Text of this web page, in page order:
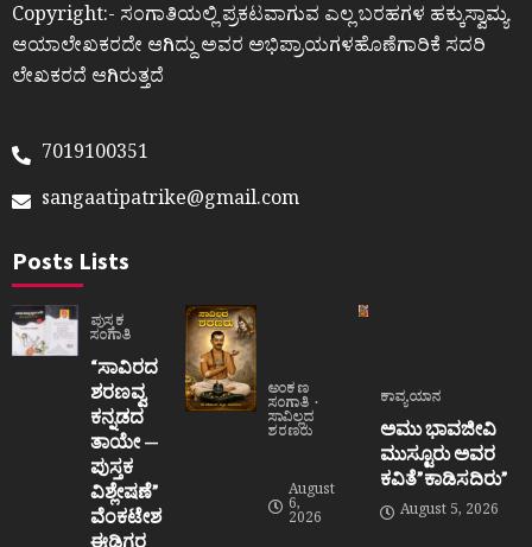
Copyright:- ಸಂಗಾತಿಯಲ್ಲಿ ಪ್ರಕಟವಾಗುವ ಎಲ್ಲ ಬರಹಗಳ ಹಕ್ಕುಸ್ವಾಮ್ಯ
ಆಯಾಲೇಖಕರದೇ ಆಗಿದ್ದು ಅವರ ಅಭಿಪ್ರಾಯಗಳಹೊಣೆಗಾರಿಕೆ ಸದರಿ
ಲೇಖಕರದೆ ಆಗಿರುತ್ತದೆ
7019100351
sangaatipatrike@gmail.com
Posts Lists
ಪುಸ್ತಕ
ಸಂಗಾತಿ
“ಸಾವಿರದ
ಶರಣವ್ವ
ಕನ್ನಡದ
ತಾಯೇ —
ಪುಸ್ತಕ
ವಿಶ್ಲೇಷಣೆ”
ವೆಂಕಟೇಶ
ಈಡಿಗರ
ಅಂಕಣ
ಸಂಗಾತಿ
ಸಾವಿಲ್ಲದ
ಶರಣರು
August
6,
2026
ಕಾವ್ಯಯಾನ
ಅಮು ಭಾವಜೀವಿ
ಮುಸ್ಟೂರು ಅವರ
ಕವಿತೆ”ಕಾಡಿಸದಿರು”
August 5, 2026